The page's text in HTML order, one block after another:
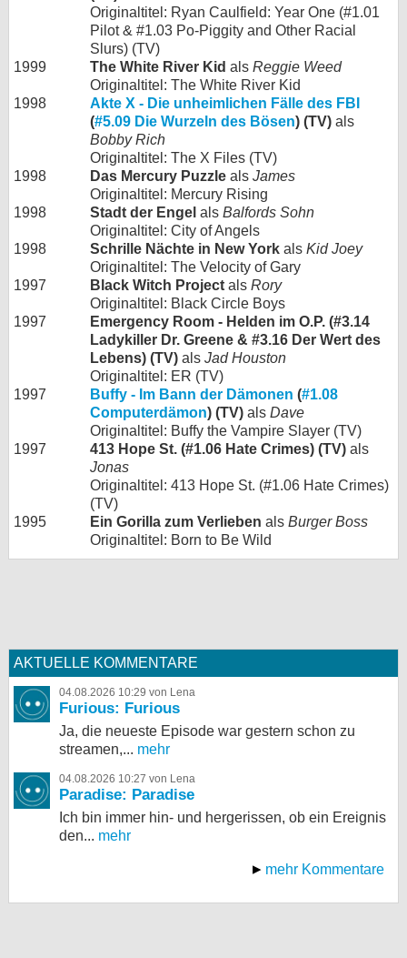
Originaltitel: Ryan Caulfield: Year One (#1.01
Pilot & #1.03 Po-Piggity and Other Racial
Slurs) (TV)
1999
The White River Kid als Reggie Weed
Originaltitel: The White River Kid
1998
Akte X - Die unheimlichen Fälle des FBI
(#5.09 Die Wurzeln des Bösen) (TV) als
Bobby Rich
Originaltitel: The X Files (TV)
1998
Das Mercury Puzzle als James
Originaltitel: Mercury Rising
1998
Stadt der Engel als Balfords Sohn
Originaltitel: City of Angels
1998
Schrille Nächte in New York als Kid Joey
Originaltitel: The Velocity of Gary
1997
Black Witch Project als Rory
Originaltitel: Black Circle Boys
1997
Emergency Room - Helden im O.P. (#3.14
Ladykiller Dr. Greene & #3.16 Der Wert des
Lebens) (TV) als Jad Houston
Originaltitel: ER (TV)
1997
Buffy - Im Bann der Dämonen (#1.08
Computerdämon) (TV) als Dave
Originaltitel: Buffy the Vampire Slayer (TV)
1997
413 Hope St. (#1.06 Hate Crimes) (TV) als
Jonas
Originaltitel: 413 Hope St. (#1.06 Hate Crimes)
(TV)
1995
Ein Gorilla zum Verlieben als Burger Boss
Originaltitel: Born to Be Wild
AKTUELLE KOMMENTARE
04.08.2026 10:29 von Lena
Furious: Furious
Ja, die neueste Episode war gestern schon zu
streamen,... mehr
04.08.2026 10:27 von Lena
Paradise: Paradise
Ich bin immer hin- und hergerissen, ob ein Ereignis
den... mehr
mehr Kommentare